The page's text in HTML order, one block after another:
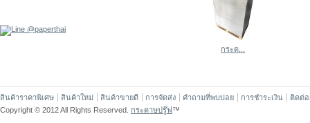
กระด...
สินค้าราคาพิเศษ สินค้าใหม่ สินค้าขายดี การจัดส่ง คำถามที่พบบ่อย การชำระเงิน
ติดต่อ
Copyright © 2012 All Rights Reserved. กระดาษปรู๊ฟ ™